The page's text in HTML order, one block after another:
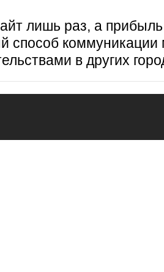
лишь раз, а
способ коммуникации
в других